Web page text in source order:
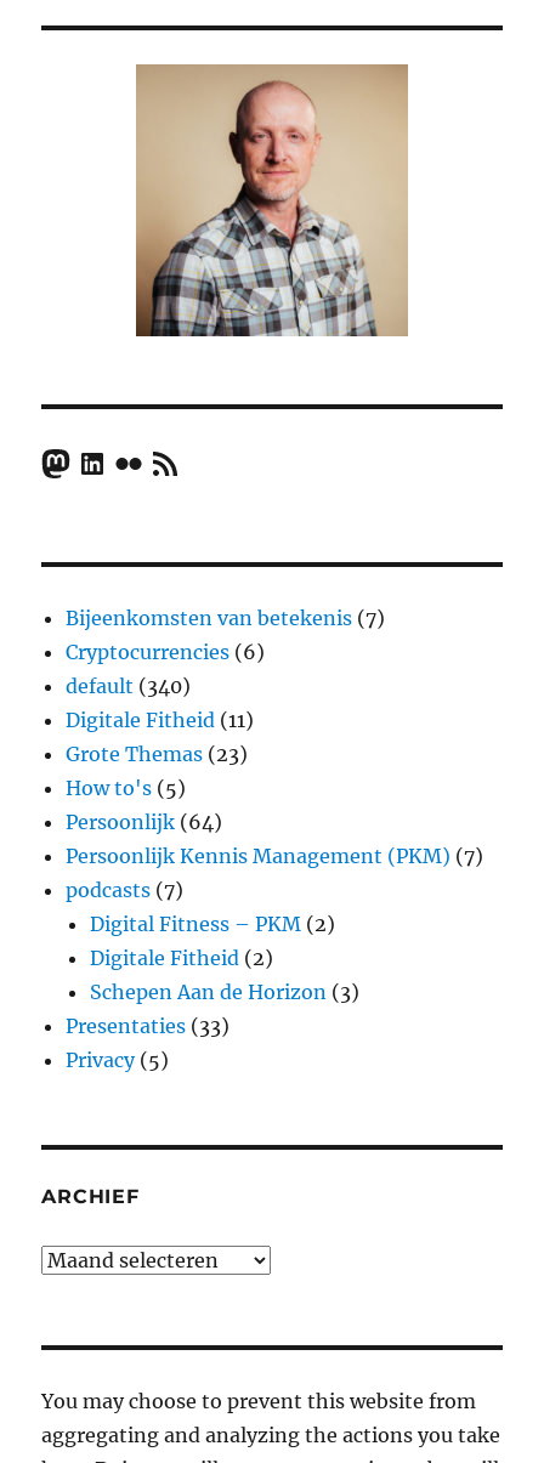
Mastodon
LinkedIn
FlickrRSS Feed
Bijeenkomsten van betekenis (7)
Cryptocurrencies (6)
default (340)
Digitale Fitheid (11)
Grote Themas (23)
How to's (5)
Persoonlijk (64)
Persoonlijk Kennis Management (PKM) (7)
podcasts (7)
Digital Fitness – PKM (2)
Digitale Fitheid (2)
Schepen Aan de Horizon (3)
Presentaties (33)
Privacy(5)
ARCHIEF
Archief
You may choose to prevent this website from
aggregating and analyzing the actions you take